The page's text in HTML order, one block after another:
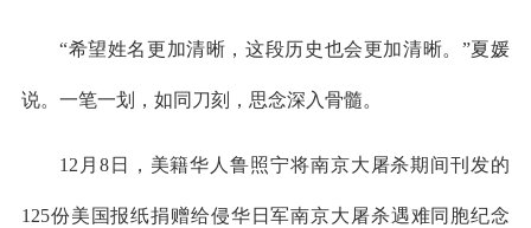
“希望姓名更加清晰，这段历史也会更加清晰。”夏媛
说。一笔一划，如同刀刻，思念深入骨髓。
12月8日，美籍华人鲁照宁将南京大屠杀期间刊发的
125份美国报纸捐赠给侵华日军南京大屠杀遇难同胞纪念